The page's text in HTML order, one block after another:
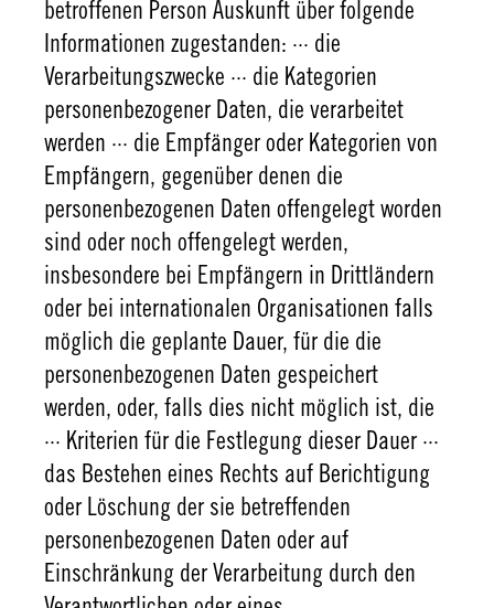
betroffenen Person Auskunft über folgende
Informationen zugestanden: ··· die
Verarbeitungszwecke ··· die Kategorien
personenbezogener Daten, die verarbeitet
werden ··· die Empfänger oder Kategorien von
Empfängern, gegenüber denen die
personenbezogenen Daten offengelegt worden
sind oder noch offengelegt werden,
insbesondere bei Empfängern in Drittländern
oder bei internationalen Organisationen falls
möglich die geplante Dauer, für die die
personenbezogenen Daten gespeichert
werden, oder, falls dies nicht möglich ist, die
··· Kriterien für die Festlegung dieser Dauer ···
das Bestehen eines Rechts auf Berichtigung
oder Löschung der sie betreffenden
personenbezogenen Daten oder auf
Einschränkung der Verarbeitung durch den